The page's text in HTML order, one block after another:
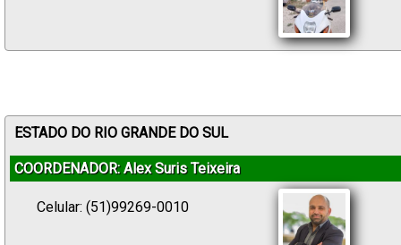
ESTADO DO RIO GRANDE DO SUL
COORDENADOR: Alex Suris Teixeira
Celular: (51)99269-0010